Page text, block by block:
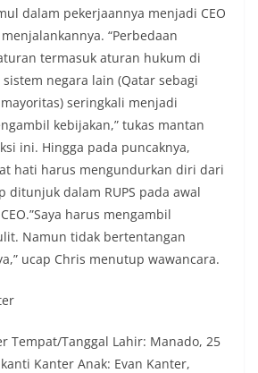
dalam pekerjaannya menjadi CEO
“Perbedaan
termasuk aturan hukum di
negara lain (Qatar sebagi
seringkali menjadi
kebijakan,” tukas mantan
ini. Hingga pada puncaknya,
hati harus mengundurkan diri dari
ditunjuk dalam RUPS pada awal
harus mengambil
Namun tidak bertentangan
ucap Chris menutup wawancara.
Tempat/Tanggal Lahir: Manado, 25
Kanter Anak: Evan Kanter,